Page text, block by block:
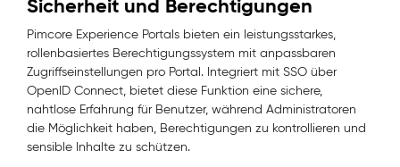
Sicherheit und Berechtigungen
Pimcore Experience Portals bieten ein leistungsstarkes,
rollenbasiertes Berechtigungssystem mit anpassbaren
Zugriffseinstellungen pro Portal. Integriert mit SSO über
OpenID Connect, bietet diese Funktion eine sichere,
nahtlose Erfahrung für Benutzer, während Administratoren
die Möglichkeit haben, Berechtigungen zu kontrollieren und
sensible Inhalte zu schützen.